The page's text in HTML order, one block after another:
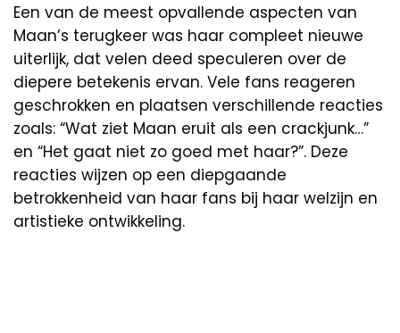
Een van de meest opvallende aspecten van
Maan’s terugkeer was haar compleet nieuwe
uiterlijk, dat velen deed speculeren over de
diepere betekenis ervan. Vele fans reageren
geschrokken en plaatsen verschillende reacties
zoals: “Wat ziet Maan eruit als een crackjunk…”
en “Het gaat niet zo goed met haar?”. Deze
reacties wijzen op een diepgaande
betrokkenheid van haar fans bij haar welzijn en
artistieke ontwikkeling.